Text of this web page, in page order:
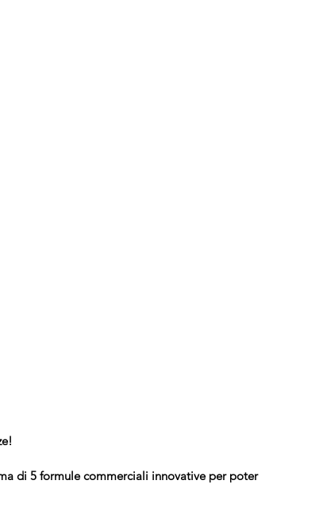
di 5 formule commerciali innovative per poter